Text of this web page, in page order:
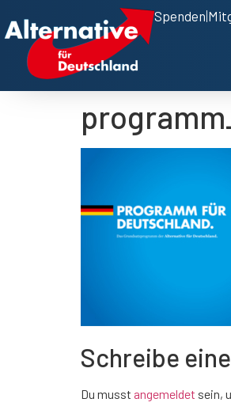
Spenden
Schreibe
Du musst angemeldet sein,